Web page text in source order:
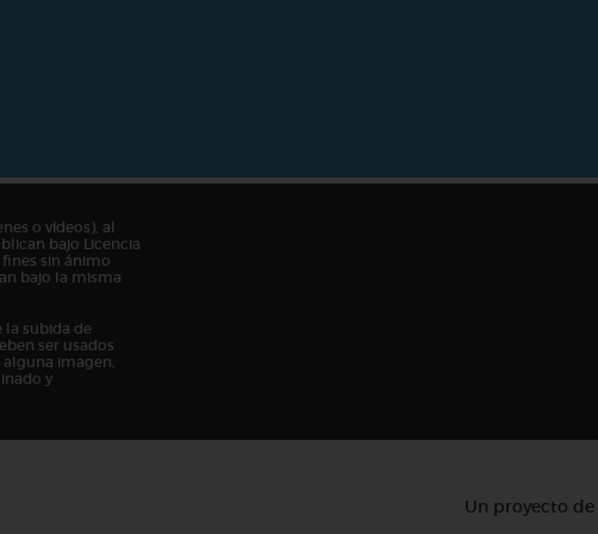
o vídeos), al
bajo Licencia
fines sin ánimo
bajo la misma
la subida de
ser usados
imagen,
y
Un proyecto de